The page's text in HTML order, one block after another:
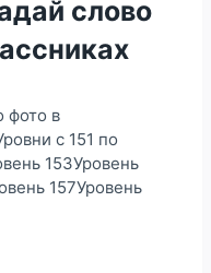
слово
фото в
с 151 по
153Уровень
157Уровень